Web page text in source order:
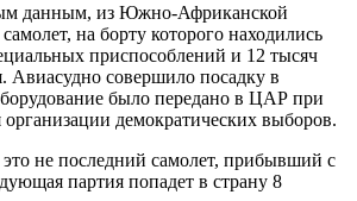
данным, из Южно-Африканской
на борту которого находились
приспособлений и 12 тысяч
Авиасудно совершило посадку в
было передано в ЦАР при
демократических выборов.
это не последний самолет, прибывший с
партия попадет в страну 8